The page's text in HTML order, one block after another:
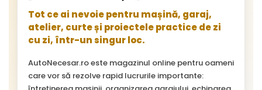
Tot ce ai nevoie pentru mașină, garaj,
atelier, curte și proiectele practice de zi
cu zi, într-un singur loc.
AutoNecesar.ro este magazinul online pentru oameni
care vor să rezolve rapid lucrurile importante: